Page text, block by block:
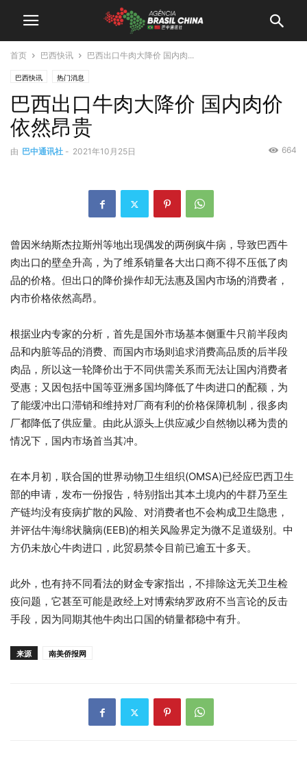
首页 巴西快讯 巴西出口牛肉大降价 国内肉...
巴西快讯 热门消息
巴西出口牛肉大降价 国内肉价
依然昂贵
由 巴中通讯社 - 2021年10月25日 664
曾因米纳斯杰拉斯州等地出现偶发的两例疯牛病，导致巴西牛
肉出口的壁垒升高，为了维系销量各大出口商不得不压低了肉
品的价格。但出口的降价操作却无法惠及国内市场的消费者，
内市价格依然高昂。
根据业内专家的分析，首先是国外市场基本侧重牛只前半段肉
品和内脏等品的消费、而国内市场则追求消费高品质的后半段
肉品，所以这一轮降价出于不同供需关系而无法让国内消费者
受惠；又因包括中国等亚洲多国均降低了牛肉进口的配额，为
了能缓冲出口滞销和维持对厂商有利的价格保障机制，很多肉
厂都降低了供应量。由此从源头上供应减少自然物以稀为贵的
情况下，国内市场首当其冲。
在本月初，联合国的世界动物卫生组织(OMSA)已经应巴西卫生
部的申请，发布一份报告，特别指出其本土境内的牛群乃至生
产链均没有疫病扩散的风险、对消费者也不会构成卫生隐患，
并评估牛海绵状脑病(EEB)的相关风险界定为微不足道级别。中
方仍未放心牛肉进口，此贸易禁令目前已逾五十多天。
此外，也有持不同看法的财金专家指出，不排除这无关卫生检
疫问题，它甚至可能是政经上对博索纳罗政府不当言论的反击
手段，因为同期其他牛肉出口国的销量都稳中有升。
来源 南美侨报网